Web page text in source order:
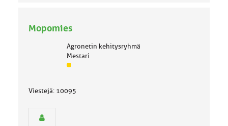
Mopomies
Agronetin kehitysryhmä
Mestari
J
e
Viestejä: 10095